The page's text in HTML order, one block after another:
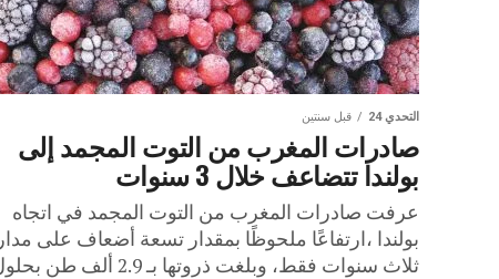
التحدي 24 قبل سنتين
صادرات المغرب من التوت المجمد إلى
بولندا تتضاعف خلال 3 سنوات
عرفت صادرات المغرب من التوت المجمد في اتجاه
بولندا ،ارتفاعًا ملحوظًا بمقدار تسعة أضعاف على مدار
ثلاث سنوات فقط، وبلغت ذروتها بـ 2.9 ألف طن بحلول...